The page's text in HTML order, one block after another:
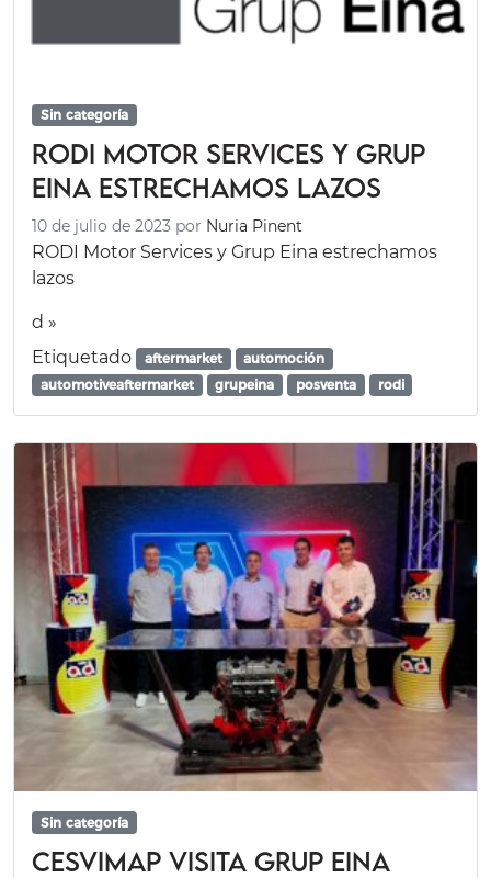
Sin categoría
Rodi Motor Services y Grup
Eina estrechamos lazos
10 de julio de 2023 por Nuria Pinent
RODI Motor Services y Grup Eina estrechamos
lazos
d »
Etiquetado
aftermarket
automoción
automotiveaftermarket
grupeina posventa rodi
Sin categoría
Cesvimap visita Grup Eina